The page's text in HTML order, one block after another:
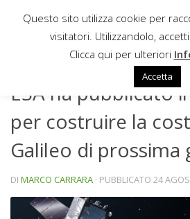
Sotto il contenuto
ESA ha pubblicato
per costruire la
Galileo di prossima
DI MARCO CARRARA · PUBBLICATO 24
Questo sito utilizza cookie per
visitatori. Utilizzandolo,
Clicca qui per ulteriori
Accetta